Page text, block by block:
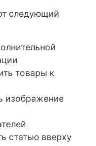
следующий
товары к
изображение
статью вверху